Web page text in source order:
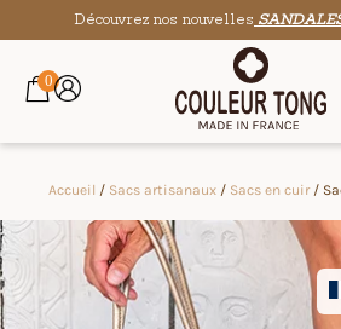
Découvrez nos nouvelles
0
Accueil / Sacs artisanaux / Sacs en cuir/